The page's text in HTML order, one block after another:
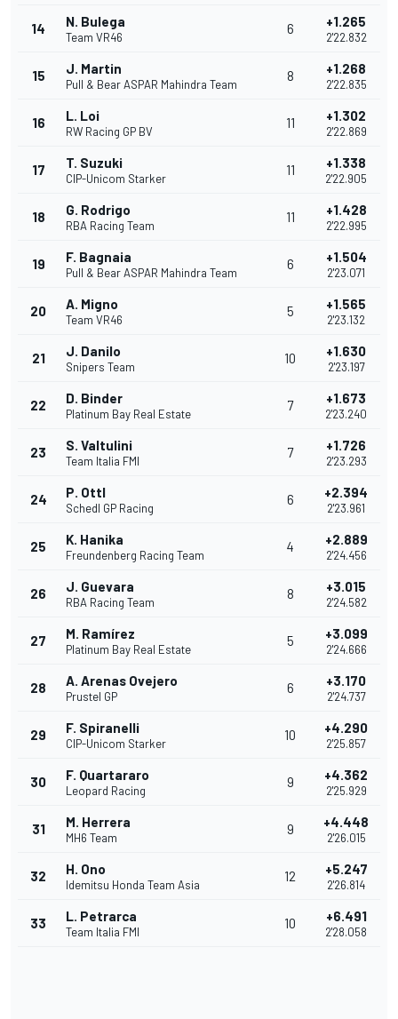
14 N. Bulega
Team VR46
6 +1.265
2'22.832
15 J. Martin
Pull & Bear ASPAR Mahindra Team
8 +1.268
2'22.835
16 L. Loi
RW Racing GP BV
11 +1.302
2'22.869
17 T. Suzuki
CIP-Unicom Starker
11 +1.338
2'22.905
18 G. Rodrigo
RBA Racing Team
11 +1.428
2'22.995
19 F. Bagnaia
Pull & Bear ASPAR Mahindra Team
6 +1.504
2'23.071
20 A. Migno
Team VR46
5 +1.565
2'23.132
21 J. Danilo
Snipers Team
10 +1.630
2'23.197
22 D. Binder
Platinum Bay Real Estate
7 +1.673
2'23.240
23 S. Valtulini
Team Italia FMI
7 +1.726
2'23.293
24 P. Ottl
Schedl GP Racing
6 +2.394
2'23.961
25 K. Hanika
Freundenberg Racing Team
4 +2.889
2'24.456
26 J. Guevara
RBA Racing Team
8 +3.015
2'24.582
27 M. Ramírez
Platinum Bay Real Estate
5 +3.099
2'24.666
28 A. Arenas Ovejero
Prustel GP
6 +3.170
2'24.737
29 F. Spiranelli
CIP-Unicom Starker
10 +4.290
2'25.857
30 F. Quartararo
Leopard Racing
9 +4.362
2'25.929
31 M. Herrera
MH6 Team
9 +4.448
2'26.015
32 H. Ono
Idemitsu Honda Team Asia
12 +5.247
2'26.814
33 L. Petrarca
Team Italia FMI
10 +6.491
2'28.058